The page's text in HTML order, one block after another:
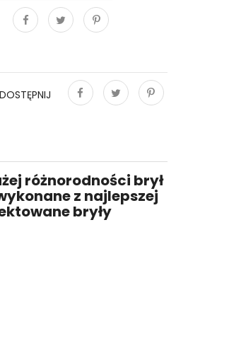
UdostępnijTweetuj Pinterest
UdostępnijTweetuj Pinterest
różnorodności brył
z najlepszej
bryły